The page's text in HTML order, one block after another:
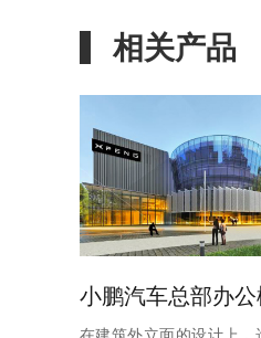
相关产品
小鹏汽车总部办